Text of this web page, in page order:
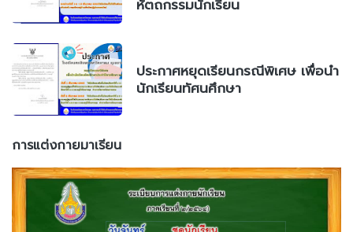
หัตถกรรมนักเรียน
ประกาศหยุดเรียนกรณีพิเศษ เพื่อนำ
นักเรียนทัศนศึกษา
การแต่งกายมาเรียน